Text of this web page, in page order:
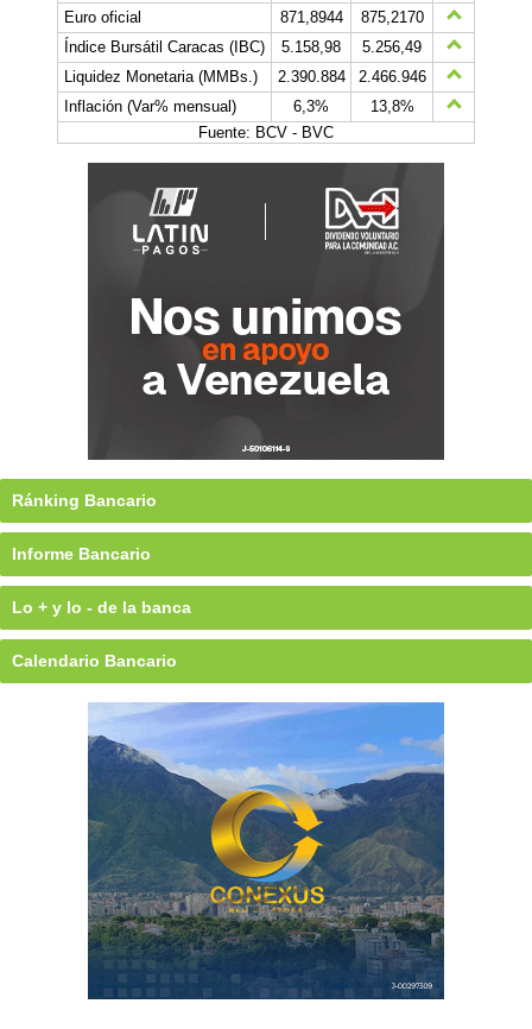
Euro oficial
871,8944
875,2170
Índice Bursátil Caracas (IBC)
5.158,98
5.256,49
Liquidez Monetaria (MMBs.)
2.390.884
2.466.946
Inflación (Var% mensual)
6,3%
13,8%
Fuente: BCV - BVC
Ránking Bancario
Informe Bancario
Lo + y lo - de la banca
Calendario Bancario